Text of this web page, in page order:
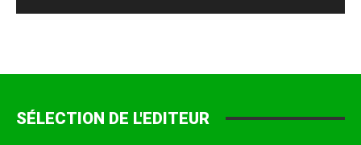
SÉLECTION DE L'EDITEUR